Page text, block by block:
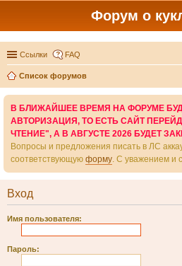
Форум о
Ссылки FAQ
Список форумов
В БЛИЖАЙШЕЕ ВРЕМЯ НА ФОРУМЕ
АВТОРИЗАЦИЯ, ТО ЕСТЬ САЙТ
ЧТЕНИЕ", А В АВГУСТЕ 2026 БУДЕТ
Вопросы и предложения писать в ЛС
соответствующую форму. С уважением и
Вход
Имя пользователя:
Пароль: